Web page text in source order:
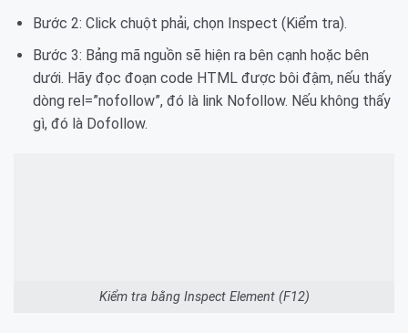
Bước 2: Click chuột phải, chọn Inspect (Kiểm tra).
Bước 3: Bảng mã nguồn sẽ hiện ra bên cạnh hoặc bên
dưới. Hãy đọc đoạn code HTML được bôi đậm, nếu thấy
dòng rel=”nofollow”, đó là link Nofollow. Nếu không thấy
gì, đó là Dofollow.
Kiểm tra bằng Inspect Element (F12)